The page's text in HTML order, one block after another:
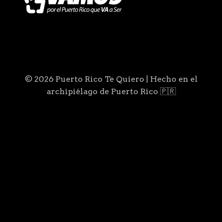
© 2026 Puerto Rico Te Quiero | Hecho en el
archipiélago de Puerto Rico 🇵🇷